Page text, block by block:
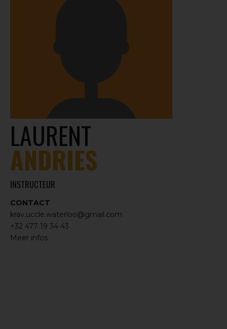
LAURENT
ANDRIES
INSTRUCTEUR
CONTACT
krav.uccle.waterloo@gmail.com
+32 477 19 34 43
Meer infos